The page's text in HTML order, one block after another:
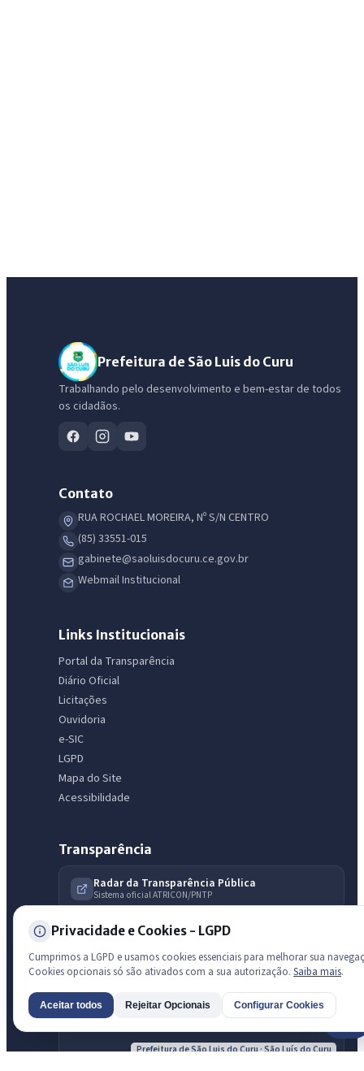
Prefeitura de São Luis do Curu
Trabalhando pelo desenvolvimento e bem-estar de todos
os cidadãos.
Contato
RUA ROCHAEL MOREIRA, Nº S/N CENTRO
(85) 33551-015
gabinete@saoluisdocuru.ce.gov.br
Webmail Institucional
Links Institucionais
Portal da Transparência
Diário Oficial
Licitações
Ouvidoria
e-SIC
LGPD
Mapa do Site
Acessibilidade
Transparência
Radar da Transparência Pública
Sistema oficial ATRICON/PNTP
Diagnóstico Atricon
Prefeitura de São Luis do Curu · São Luís do Curu
Privacidade e Cookies - LGPD
Cumprimos a LGPD e usamos cookies essenciais para melhorar sua
Cookies opcionais só são ativados com a sua autorização. Saiba mais.
Aceitar todos Rejeitar Opcionais Configurar Cookies
IntGest AI
licitações, estrutura ou transparência do município.
Licitações abertas